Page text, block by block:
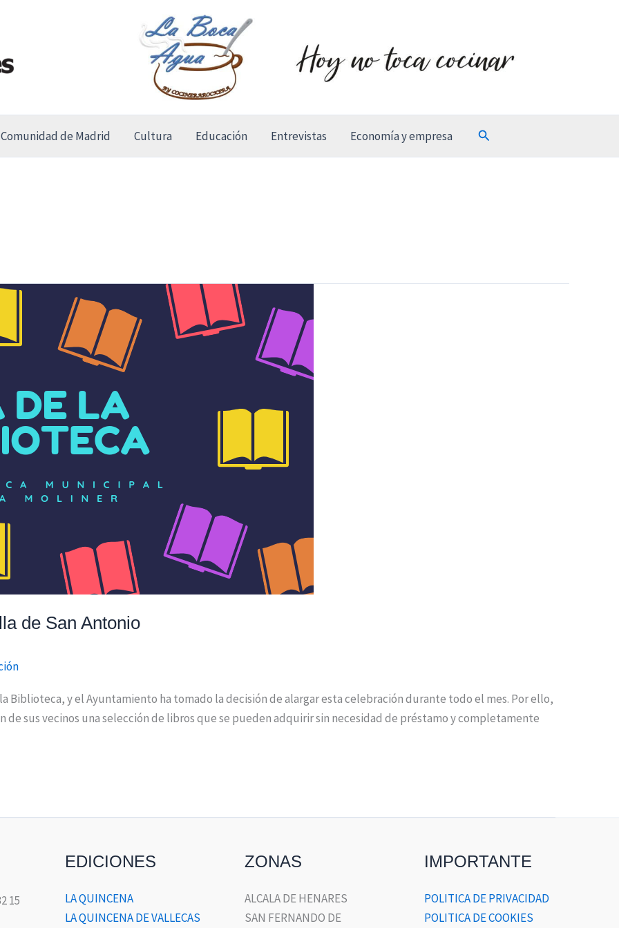
Comunidad de Madrid Cultura Educación Entrevistas Economía y empresa Buscar
de San Antonio
Biblioteca, y el Ayuntamiento ha tomado la decisión de alargar esta celebración durante todo el mes. Por ello,
sus vecinos una selección de libros que se pueden adquirir sin necesidad de préstamo y completamente
15
EDICIONES
LA QUINCENA
LA QUINCENA DE VALLECAS
ZONAS
ALCALA DE HENARES
SAN FERNANDO DE
IMPORTANTE
POLITICA DE PRIVACIDAD
POLITICA DE COOKIES